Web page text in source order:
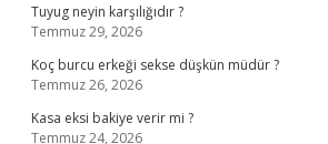
Tuyug neyin karşılığıdır ?
Temmuz 29, 2026
Koç burcu erkeği sekse düşkün müdür ?
Temmuz 26, 2026
Kasa eksi bakiye verir mi ?
Temmuz 24, 2026